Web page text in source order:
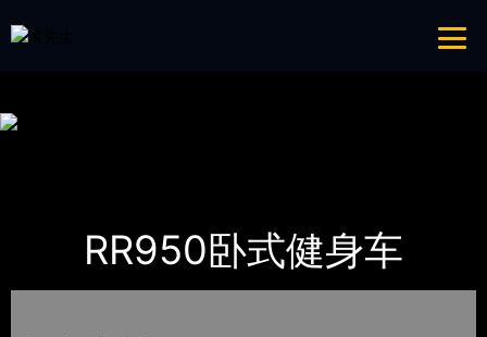
网站地图
RR950卧式健身车